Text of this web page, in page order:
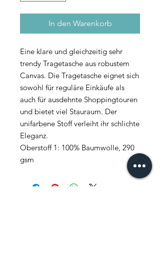
In den Warenkorb
Eine klare und gleichzeitig sehr
trendy Tragetasche aus robustem
Canvas. Die Tragetasche eignet sich
sowohl für reguläre Einkäufe als
auch für ausdehnte Shoppingtouren
und bietet viel Stauraum. Der
unifarbene Stoff verleiht ihr schlichte
Eleganz.
Oberstoff 1: 100% Baumwolle, 290
gsm